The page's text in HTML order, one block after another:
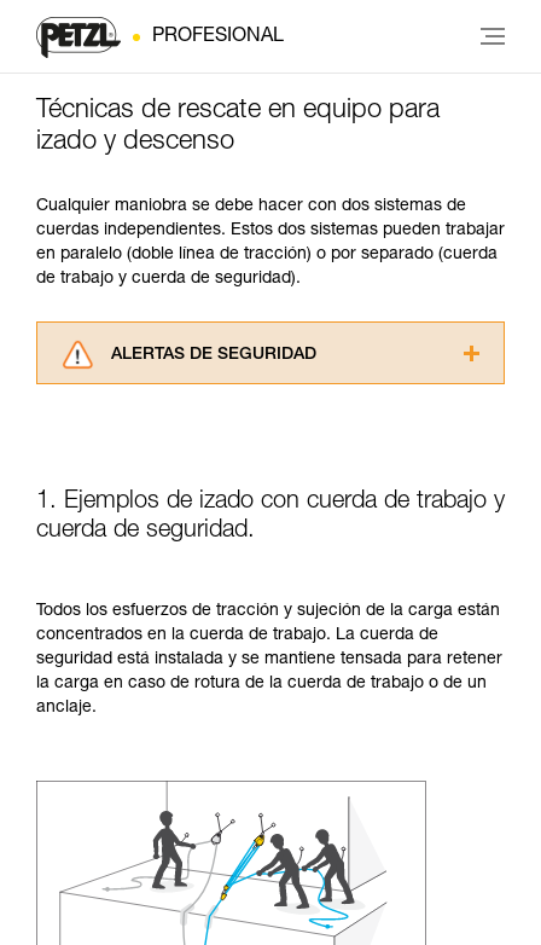
PROFESIONAL
Técnicas de rescate en equipo para
izado y descenso
Cualquier maniobra se debe hacer con dos sistemas de
cuerdas independientes. Estos dos sistemas pueden trabajar
en paralelo (doble línea de tracción) o por separado (cuerda
de trabajo y cuerda de seguridad).
ALERTAS DE SEGURIDAD
comprender este complemento informativo.
Dominar estas técnicas requiere una formación
y un entrenamiento específico. Confirme a
seguridad, antes de ejecutarlas de forma
autónoma.
Damos ejemplos de técnicas relacionadas con
su actividad. Pueden existir otras que no
1. Ejemplos de izado con cuerda de trabajo y
cuerda de seguridad.
Todos los esfuerzos de tracción y sujeción de la carga están
concentrados en la cuerda de trabajo. La cuerda de
seguridad está instalada y se mantiene tensada para retener
la carga en caso de rotura de la cuerda de trabajo o de un
anclaje.